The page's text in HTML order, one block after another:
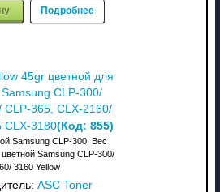
Подробнее
45gr цветной для
CLP-300/
CLP-365, CLX-2160/
CLX-3180(Код: 855)
Samsung CLP-300. Вес
цветной Samsung CLP-300/
3160 Yellow
ASC Toner